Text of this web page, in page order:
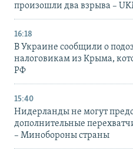
произошли два взрыва –
16:18
В Украине сообщили о
налоговикам из Крыма,
РФ
15:40
Нидерланды не могут
дополнительные
– Минобороны страны